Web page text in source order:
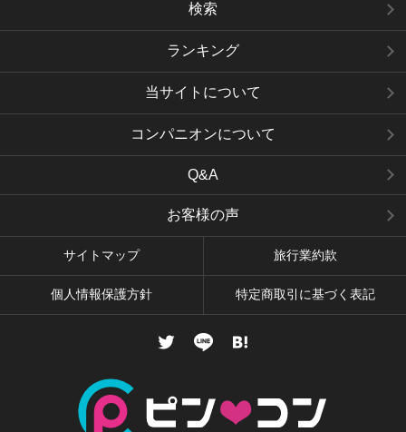
検索
ランキング
当サイトについて
コンパニオンについて
Q&A
お客様の声
サイトマップ 旅行業約款
個人情報保護方針 特定商取引に基づく表記
twitter LINE